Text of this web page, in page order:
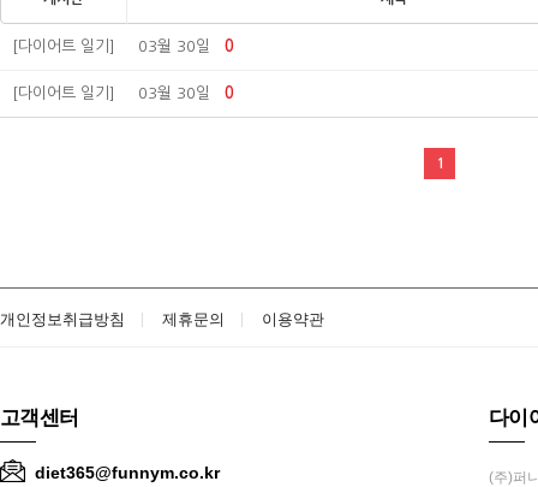
[다이어트 일기] 03월 30일 0
[다이어트 일기] 03월 30일 0
1
개인정보취급방침 제휴문의 이용약관
고객센터
diet365@funnym.co.kr
다이
(주)퍼